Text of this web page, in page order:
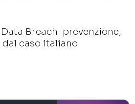
Breach: prevenzione,
caso italiano